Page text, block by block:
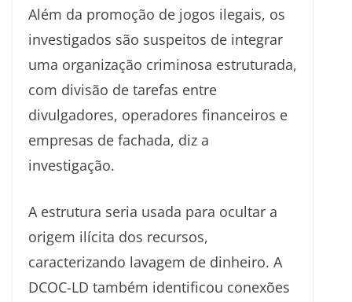
Além da promoção de jogos ilegais, os
investigados são suspeitos de integrar
uma organização criminosa estruturada,
com divisão de tarefas entre
divulgadores, operadores financeiros e
empresas de fachada, diz a
investigação.
A estrutura seria usada para ocultar a
origem ilícita dos recursos,
caracterizando lavagem de dinheiro. A
DCOC-LD também identificou conexões